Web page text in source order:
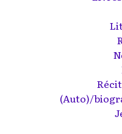
(Auto)/